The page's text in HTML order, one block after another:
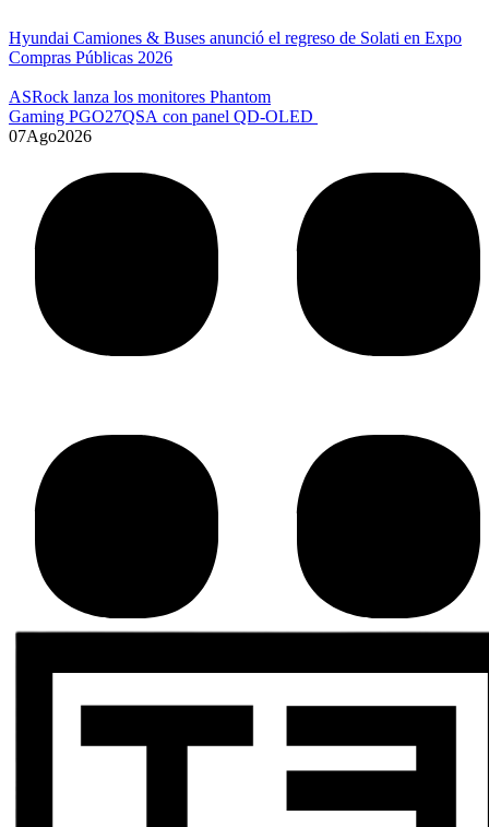
Hyundai Camiones & Buses anunció el regreso de Solati en Expo
Compras Públicas 2026
ASRock lanza los monitores Phantom
Gaming PGO27QSA con panel QD-OLED
07Ago2026